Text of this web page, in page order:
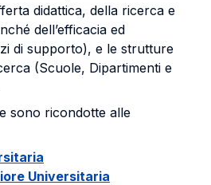
didattica, della ricerca e
dell’efficacia ed
di supporto), e le strutture
(Scuole, Dipartimenti e
sono ricondotte alle
Universitaria